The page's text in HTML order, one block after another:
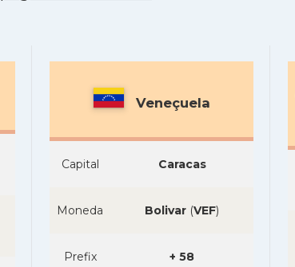
Veneçuela
Capital Caracas
Moneda Bolivar (VEF)
Prefix + 58